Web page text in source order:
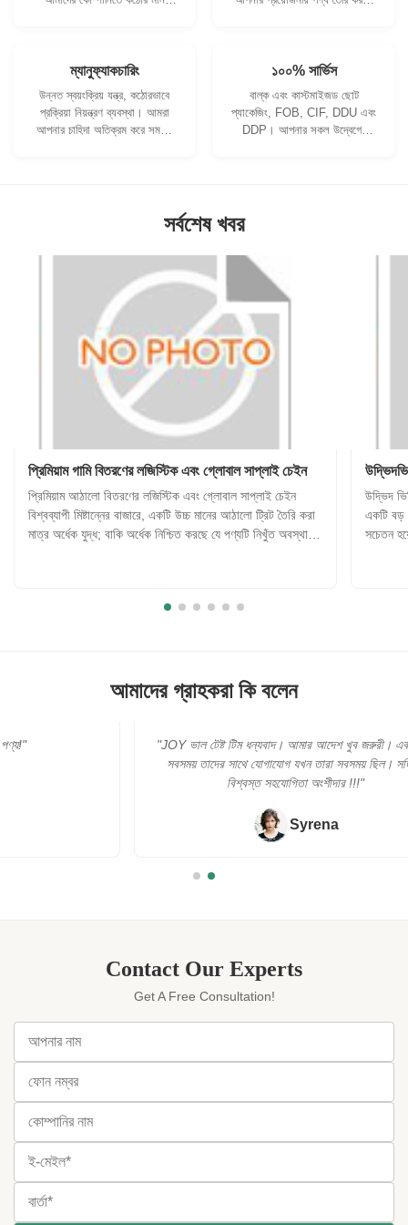
ম্যানুফ্যাকচারিং
উন্নত স্বয়ংক্রিয় যন্ত্র, কঠোরভাবে
প্রক্রিয়া নিয়ন্ত্রণ ব্যবস্থা। আমরা
আপনার চাহিদা অতিক্রম করে সমস্ত
১০০% সার্ভিস
বাল্ক এবং কাস্টমাইজড ছোট
প্যাকেজিং, FOB, CIF, DDU এবং
DDP। আপনার সকল উদ্বেগের
সর্বশেষ খবর
প্রিমিয়াম গামি বিতরণের লজিস্টিক এবং গ্লোবাল সাপ্লাই চেইন
প্রিমিয়াম আঠালো বিতরণের লজিস্টিক এবং গ্লোবাল সাপ্লাই চেইন
বিশ্বব্যাপী মিষ্টান্নের বাজারে, একটি উচ্চ মানের আঠালো ট্রিট তৈরি করা
মাত্র অর্ধেক যুদ্ধ; বাকি অর্ধেক নিশ্চিত করছে যে পণ্যটি নিখুঁত অবস্থায়
উদ্ভিদ
একটি বড়
সচেতন
আমাদের গ্রাহকরা কি বলেন
"JOY ভাল টেষ্ট টিম ধন্যবাদ। আমার আদেশ খুব জরুরী। এবং আমি
সবসময় তাদের সাথে যোগাযোগ যখন তারা সবসময় ছিল। সত্যিই
বিশ্বস্ত সহযোগিতা অংশীদার !!!"
Syrena
Contact Our Experts
Get A Free Consultation!